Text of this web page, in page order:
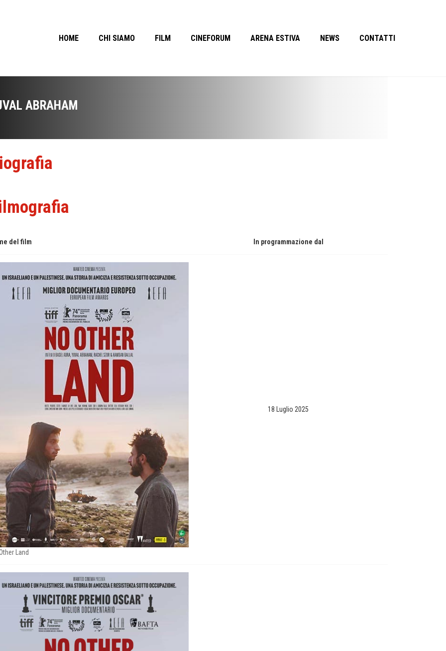
HOME CHI SIAMO FILM CINEFORUM ARENA ESTIVA NEWS CONTATTI
ABRAHAM
del film In programmazione dal
Land
18 Luglio 2025